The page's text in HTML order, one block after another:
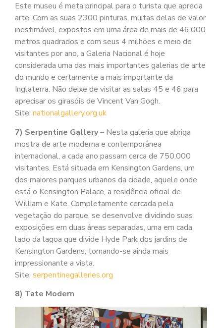
Este museu é meta principal para o turista que aprecia
arte. Com as suas 2300 pinturas, muitas delas de valor
inestimável, expostos em uma área de mais de 46.000
metros quadrados e com seus 4 milhões e meio de
visitantes por ano, a Galeria Nacional é hoje
considerada uma das mais importantes galerias de arte
do mundo e certamente a mais importante da
Inglaterra. Não deixe de visitar as salas 45 e 46 para
aprecisar os girasóis de Vincent Van Gogh.
Site: nationalgallery.org.uk
7) Serpentine Gallery– Nesta galeria que abriga
mostra de arte moderna e contemporânea
internacional, a cada ano passam cerca de 750.000
visitantes. Está situada em Kensington Gardens, um
dos maiores parques urbanos da cidade, aquele onde
está o Kensington Palace, a residência oficial de
William e Kate. Completamente cercada pela
vegetação do parque, se desenvolve dividindo suas
exposições em duas áreas separadas, uma em cada
lado da lagoa que divide Hyde Park dos jardins de
Kensington Gardens, tornando-se ainda mais
impressionante a vista.
Site: serpentinegalleries.org
8) Tate Modern